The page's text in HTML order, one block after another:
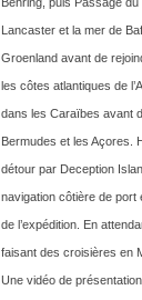
Lancaster et la mer de
Groenland avant de
les côtes atlantiques de
dans les Caraïbes avant
Bermudes et les Açores.
détour par Deception
navigation côtière de port
de l’expédition. En
faisant des croisières en
Une vidéo de